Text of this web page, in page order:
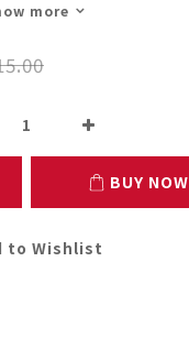
more
BUY NOW
to Wishlist